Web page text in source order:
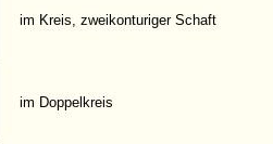
im Kreis, zweikonturiger Schaft
im Doppelkreis